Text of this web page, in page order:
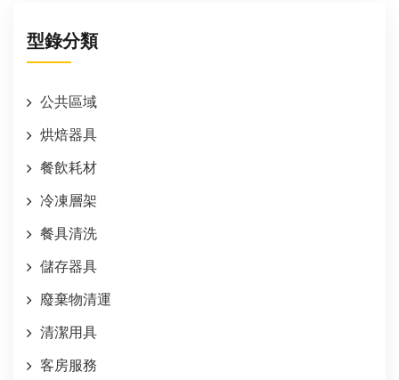
型錄分類
公共區域
烘焙器具
餐飲耗材
冷凍層架
餐具清洗
儲存器具
廢棄物清運
清潔用具
客房服務